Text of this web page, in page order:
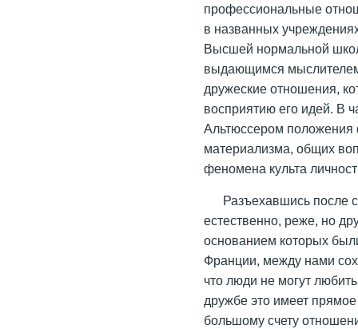
профессиональные
в названных
Высшей нормальной
выдающимся
дружеские отношения,
восприятию его идей. В
Альтюссером положения
материализма, общих
феномена культа
Разъехавшись после
естественно, реже, но
основанием которых
Франции, между нами
что люди не могут
дружбе это имеет
большому счету